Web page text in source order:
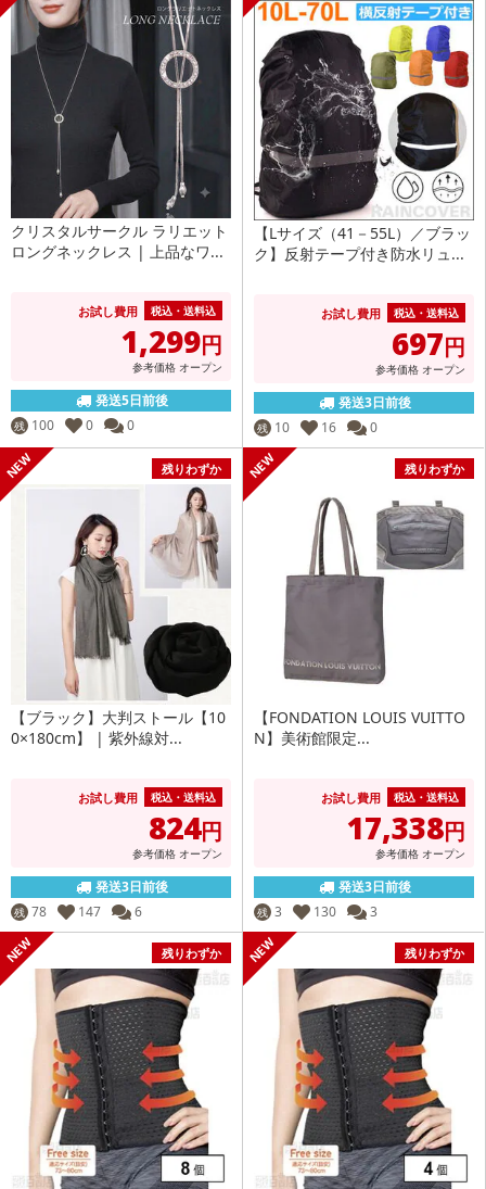
クリスタルサークル ラリエット
ロングネックレス | 上品なワ...
お試し費用 税込・送料込
1,299円
参考価格 オープン
発送5日前後
残 100 0 0
【Lサイズ（41－55L）／ブラッ
ク】反射テープ付き防水リュ...
お試し費用 税込・送料込
697円
参考価格 オープン
発送3日前後
残 10 16 0
残りわずか
【ブラック】大判ストール【10
0×180cm】 | 紫外線対...
お試し費用 税込・送料込
824円
参考価格 オープン
発送3日前後
残 78 147 6
残りわずか
【FONDATION LOUIS VUITTO
N】美術館限定...
お試し費用 税込・送料込
17,338円
参考価格 オープン
発送3日前後
残 3 130 3
残りわずか 残りわずか